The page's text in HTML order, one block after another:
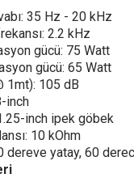
35 Hz - 20 kHz
2.2 kHz
gücü: 75 Watt
gücü: 65 Watt
1mt): 105 dB
inch
inch ipek göbek
10 kOhm
dereve yatay, 60